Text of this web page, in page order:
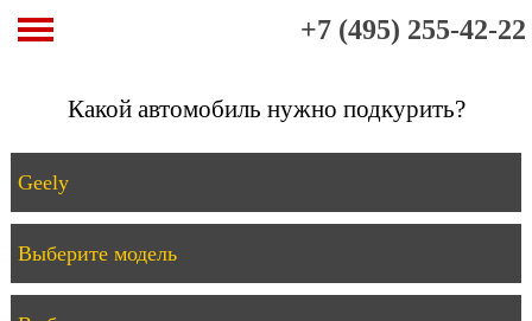
+7 (495) 255-42-22
Какой автомобиль нужно подкурить?